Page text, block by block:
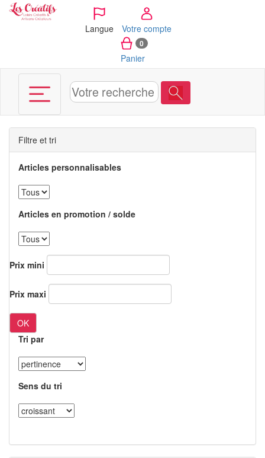
Langue Votre compte
0
Panier
Filtre et tri
Articles personnalisables
Articles en promotion / solde
Prix mini
Prix maxi
OK
Tri par
Sens du tri
Panneau de gestion des cookies